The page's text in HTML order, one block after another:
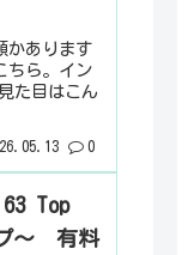
かあります
ちら。イン
た目はこん
0
Top
～ 有料